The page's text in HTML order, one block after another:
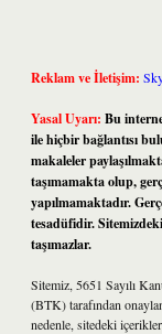
Reklam ve İletişim:
Yasal Uyarı: Bu
ile hiçbir bağlantısı
makaleler
taşımamakta olup,
yapılmamaktadır.
tesadüfidir.
taşımazlar.
Sitemiz, 5651 Sayılı
(BTK) tarafından
nedenle, sitedeki